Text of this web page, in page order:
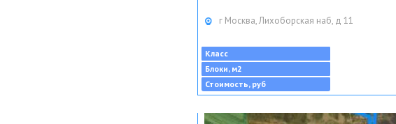
г Москва, Лихоборская наб, д 11
Класс
Блоки, м2
Стоимость, руб